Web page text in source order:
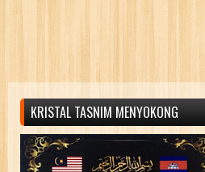
KRISTAL TASNIM MENYOKONG